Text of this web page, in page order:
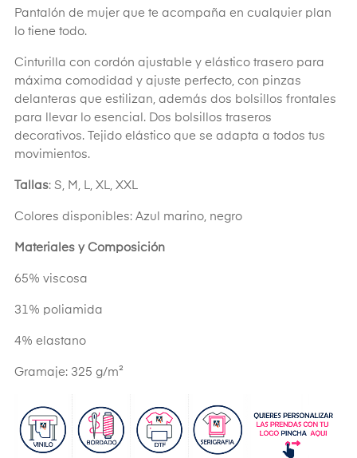
Pantalón de mujer que te acompaña en cualquier plan
lo tiene todo.
Cinturilla con cordón ajustable y elástico trasero para
máxima comodidad y ajuste perfecto, con pinzas
delanteras que estilizan, además dos bolsillos frontales
para llevar lo esencial. Dos bolsillos traseros
decorativos. Tejido elástico que se adapta a todos tus
movimientos.
Tallas: S, M, L, XL, XXL
Colores disponibles: Azul marino, negro
Materiales y Composición
65% viscosa
31% poliamida
4% elastano
Gramaje: 325 g/m²